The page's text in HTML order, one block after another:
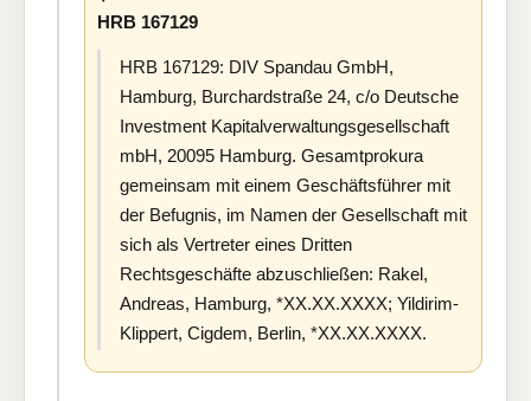
HRB 167129
HRB 167129: DIV Spandau GmbH,
Hamburg, Burchardstraße 24, c/o Deutsche
Investment Kapitalverwaltungsgesellschaft
mbH, 20095 Hamburg. Gesamtprokura
gemeinsam mit einem Geschäftsführer mit
der Befugnis, im Namen der Gesellschaft mit
sich als Vertreter eines Dritten
Rechtsgeschäfte abzuschließen: Rakel,
Andreas, Hamburg, *XX.XX.XXXX; Yildirim-
Klippert, Cigdem, Berlin, *XX.XX.XXXX.